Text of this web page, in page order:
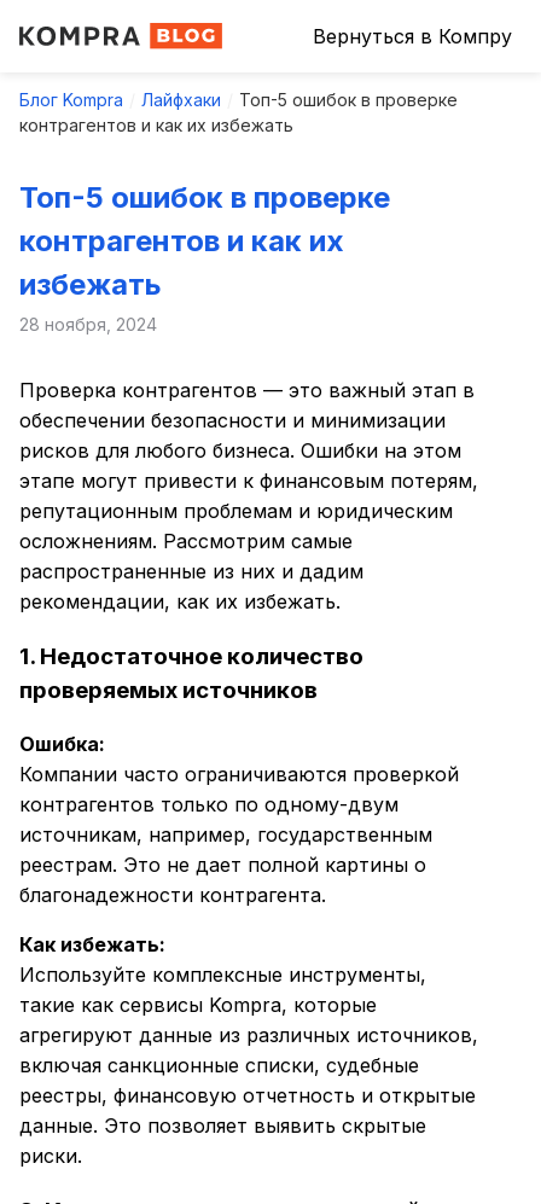
Вернуться в Компру
Блог Kompra Лайфхаки
Топ-5 ошибок в проверке
контрагентов и как их избежать
Топ-5 ошибок в проверке
контрагентов и как их
избежать
28 ноября, 2024
Проверка контрагентов — это важный этап в
обеспечении безопасности и минимизации
рисков для любого бизнеса. Ошибки на этом
этапе могут привести к финансовым потерям,
репутационным проблемам и юридическим
осложнениям. Рассмотрим самые
распространенные из них и дадим
рекомендации, как их избежать.
1. Недостаточное количество
проверяемых источников
Ошибка:
Компании часто ограничиваются проверкой
контрагентов только по одному-двум
источникам, например, государственным
реестрам. Это не дает полной картины о
благонадежности контрагента.
Как избежать:
Используйте комплексные инструменты,
такие как сервисы Kompra, которые
агрегируют данные из различных источников,
включая санкционные списки, судебные
реестры, финансовую отчетность и открытые
данные. Это позволяет выявить скрытые
риски.